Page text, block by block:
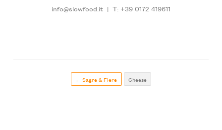
info@slowfood.it | T: +39 0172 419611
← Sagre & Fiere Cheese